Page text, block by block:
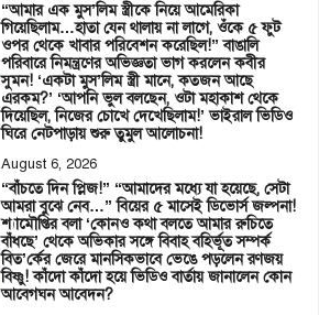
“আমার এক মুস’লিম স্ত্রীকে নিয়ে আমেরিকা
গিয়েছিলাম…হাতা যেন থালায় না লাগে, ওঁকে ৫ ফুট
ওপর থেকে খাবার পরিবেশন করেছিল!” বাঙালি
পরিবারে নিমন্ত্রণের অভিজ্ঞতা ভাগ করলেন কবীর
সুমন! ‘একটা মুস’লিম স্ত্রী মানে, কতজন আছে
এরকম?’ ‘আপনি ভুল বলছেন, ওটা মহাকাশ থেকে
দিয়েছিল, নিজের চোখে দেখেছিলাম!’ ভাইরাল ভিডিও
ঘিরে নেটপাড়ায় শুরু তুমুল আলোচনা!
August 6, 2026
“বাঁচতে দিন প্লিজ!” “আমাদের মধ্যে যা হয়েছে, সেটা
আমরা বুঝে নেব…” বিয়ের ৫ মাসেই ডিভোর্স জল্পনা!
শ্যামৌপ্তির বলা ‘কোনও কথা বলতে আমার রুচিতে
বাঁধছে’ থেকে অভিকার সঙ্গে বিবাহ বহির্ভূত সম্পর্ক
বিত’র্কের জেরে মানসিকভাবে ভেঙে পড়লেন রণজয়
বিষ্ণু! কাঁদো কাঁদো হয়ে ভিডিও বার্তায় জানালেন কোন
আবেগঘন আবেদন?